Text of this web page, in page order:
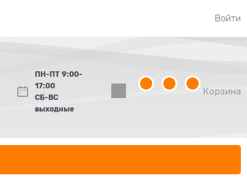
Войти
ПН-ПТ 9:00-
17:00
СБ-ВС
выходные
Корзина